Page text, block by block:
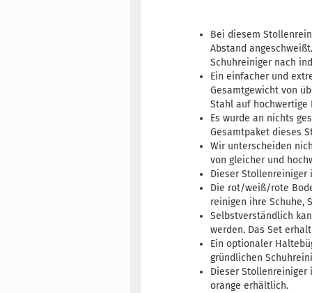
Bei diesem
Abstand
Schuhreiniger nach
Ein einfacher und
Gesamtgewicht von
Stahl auf hochwertige
Es wurde an nichts
Gesamtpaket dieses
Wir unterscheiden
von gleicher und
Dieser Stollenreiniger
Die rot/weiß/rote
reinigen ihre Schuhe,
Selbstverständlich
werden. Das Set
Ein optionaler
gründlichen
Dieser Stollenreiniger
orange erhältlich.